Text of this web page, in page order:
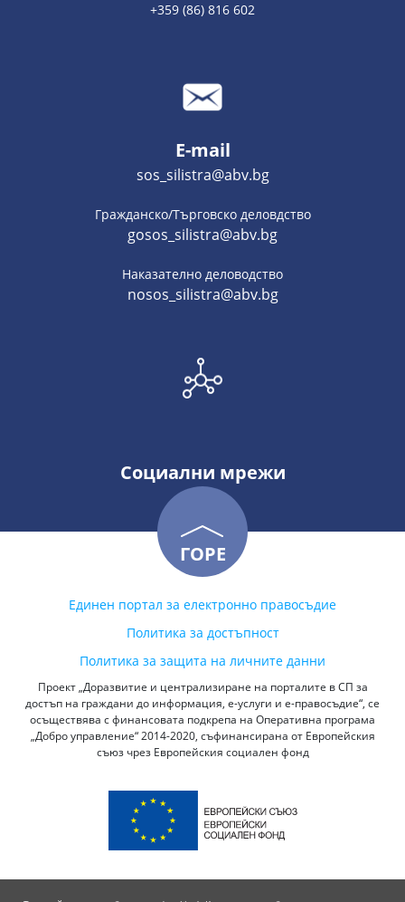
+359 (86) 816 602
E-mail
sos_silistra@abv.bg
Гражданско/Търговско деловдство
gosos_silistra@abv.bg
Наказателно деловодство
nosos_silistra@abv.bg
Социални мрежи
ГОРЕ
Единен портал за електронно правосъдие
Политика за достъпност
Политика за защита на личните данни
Проект „Доразвитие и централизиране на порталите в СП за
достъп на граждани до информация, е-услуги и е-правосъдие“, се
осъществява с финансовата подкрепа на Оперативна програма
„Добро управление“ 2014-2020, съфинансирана от Европейския
съюз чрез Европейския социален фонд